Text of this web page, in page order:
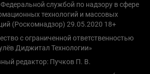
службой по надзору в сфере
технологий и массовых
(Роскомнадзор) 29.05.2020 18+
с ограниченной ответственностью
Диджитал Технологии»
редактор: Пучков П. В.